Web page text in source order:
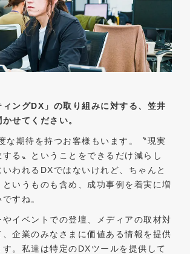
ングDX」の取り組みに対する、笠井
せてください。
な期待を持つお客様もいます。〝現実
する〟ということをできるだけ減らし
われるDXではないけれど、ちゃんと
いうものも含め、成功事例を着実に増
すね。
やイベントでの登壇、メディアの取材対
企業のみなさまに価値ある情報を提供
す。私達は特定のDXツールを提供して